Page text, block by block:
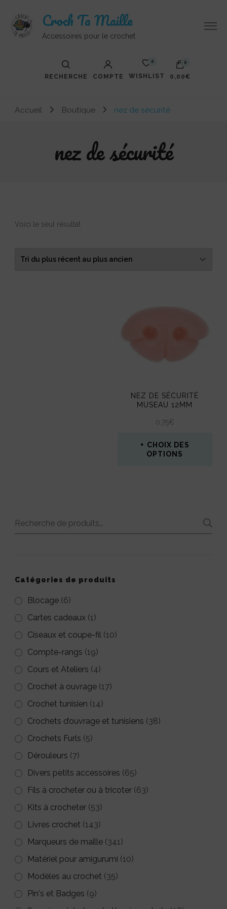
Croch Ta Maille
Accessoires pour le crochet
RECHERCHE COMPTE
0
WISHLIST
0
0,00€
Votre panier est vide.
Accueil Boutique nez de sécurité
nez de sécurité
Voici le seul résultat
NEZ DE SÉCURITÉ
MUSEAU 12MM
0,75€
CHOIX DES
OPTIONS
plusieurs
Recherche
Catégories de produits
Blocage (6)
Cartes cadeaux (1)
Ciseaux et coupe-fil (10)
Compte-rangs (19)
Cours et Ateliers (4)
Crochet à ouvrage (17)
Crochet tunisien (14)
Crochets d’ouvrage et tunisiens (38)
Crochets Furls (5)
Dérouleurs (7)
Divers petits accessoires (65)
Fils à crocheter ou à tricoter (63)
Kits à crocheter (53)
Livres crochet (143)
Marqueurs de maille (341)
Matériel pour amigurumi (10)
Modèles au crochet (35)
Pin's et Badges (9)